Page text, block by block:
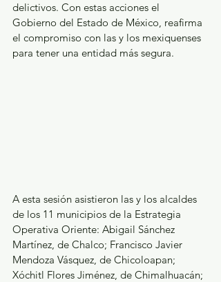
delictivos. Con estas acciones el
Gobierno del Estado de México, reafirma
el compromiso con las y los mexiquenses
para tener una entidad más segura.
A esta sesión asistieron las y los alcaldes
de los 11 municipios de la Estrategia
Operativa Oriente: Abigail Sánchez
Martínez, de Chalco; Francisco Javier
Mendoza Vásquez, de Chicoloapan;
Xóchitl Flores Jiménez, de Chimalhuacán;